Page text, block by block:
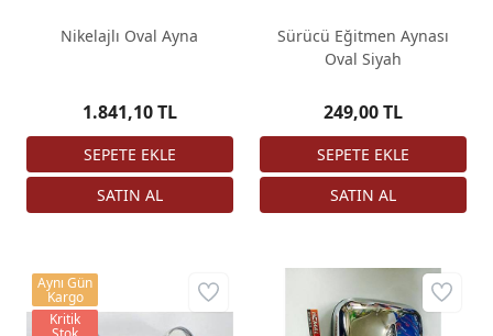
Nikelajlı Oval Ayna
1.841,10 TL
Sürücü Eğitmen Aynası
Oval Siyah
249,00 TL
Aynı Gün
Kargo
Kritik